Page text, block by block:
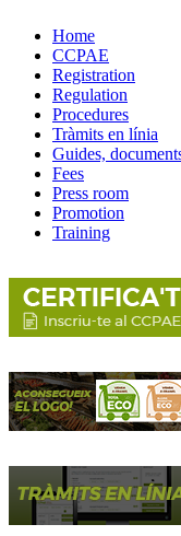
Home
CCPAE
Registration
Regulation
Procedures
Tràmits en línia
Guides,
Fees
Press room
Promotion
Training